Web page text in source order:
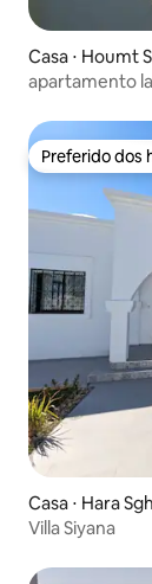
Casa ⋅ Houmt
apartamento
Preferido dos
Preferido dos
Casa ⋅ Hara
Villa Siyana